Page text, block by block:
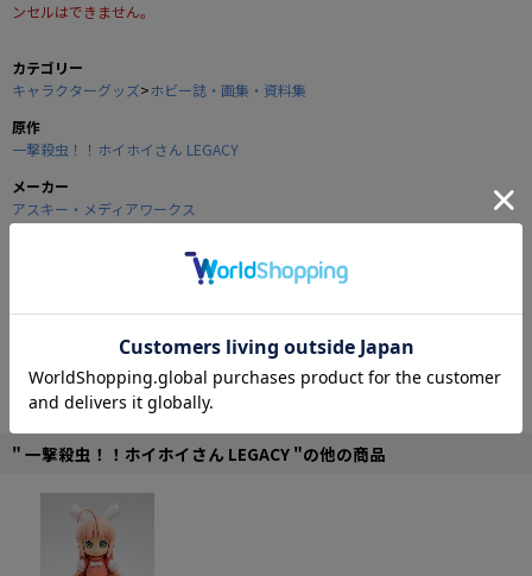
ンセルはできません。
カテゴリー
キャラクターグッズ>ホビー誌・画集・資料集
原作
一撃殺虫！！ホイホイさん LEGACY
メーカー
アスキー・メディアワークス
プラモ制作＆装飾のプロ達が創り出す、超･美麗『ホイホイさん』プラモ満載の
作例集を使った解説＆How toページでは、パーフェクトな「ホイホイさん」作
成を完全にナビゲートします！
さらに「ホイホイさん」プラモを創り出すために田中久仁彦先生がフ画等を描
いた作成ノートを本邦初公開します！
■B5並製ムセントジ
©田中久仁彦/アスキー・メディアワークス
" 一撃殺虫！！ホイホイさん LEGACY "の他の商品